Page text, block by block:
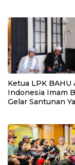
Ketua LPK BAHU
Indonesia Imam
Gelar Santunan